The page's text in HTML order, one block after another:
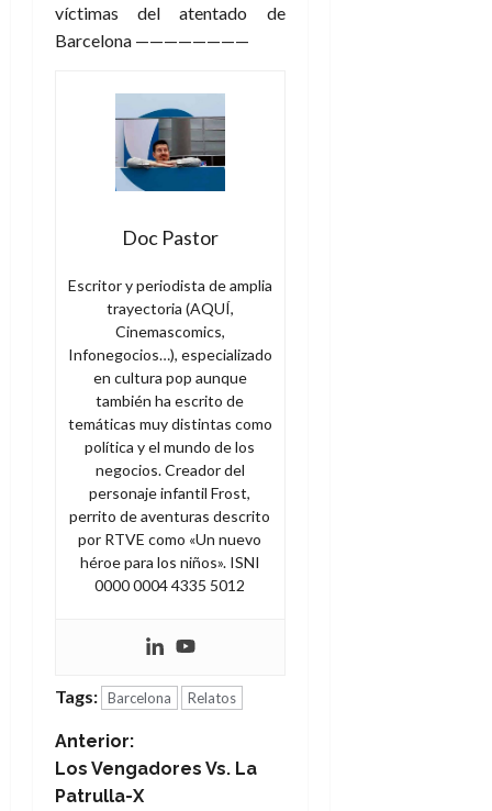
víctimas del atentado de
Barcelona ————————
Doc Pastor
Escritor y periodista de amplia
trayectoria (AQUÍ,
Cinemascomics,
Infonegocios…), especializado
en cultura pop aunque
también ha escrito de
temáticas muy distintas como
política y el mundo de los
negocios. Creador del
personaje infantil Frost,
perrito de aventuras descrito
por RTVE como «Un nuevo
héroe para los niños». ISNI
0000 0004 4335 5012
Tags: Barcelona Relatos
N
a
Anterior:
Los Vengadores Vs. La
Patrulla-X